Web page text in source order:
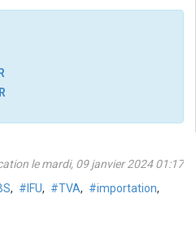
le mardi, 09 janvier 2024 01:17
, IFU, TVA, importation,